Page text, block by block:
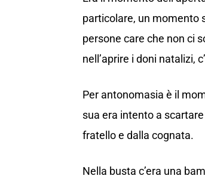
particolare, un momento
persone care che non ci
nell’aprire i doni natalizi,
Per antonomasia è il
sua era intento a
fratello e dalla cognata.
Nella busta c’era una